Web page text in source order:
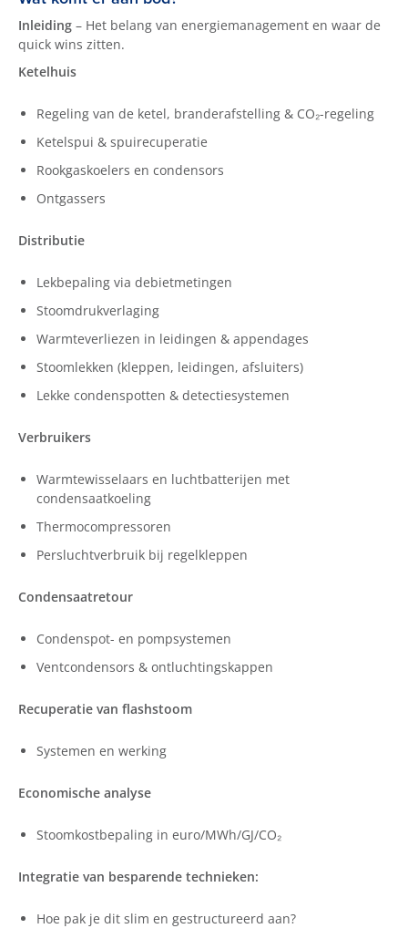
Inleiding – Het belang van energiemanagement en waar de
quick wins zitten.
Ketelhuis
Regeling van de ketel, branderafstelling & CO₂-regeling
Ketelspui & spuirecuperatie
Rookgaskoelers en condensors
Ontgassers
Distributie
Lekbepaling via debietmetingen
Stoomdrukverlaging
Warmteverliezen in leidingen & appendages
Stoomlekken (kleppen, leidingen, afsluiters)
Lekke condenspotten & detectiesystemen
Verbruikers
Warmtewisselaars en luchtbatterijen met
condensaatkoeling
Thermocompressoren
Persluchtverbruik bij regelkleppen
Condensaatretour
Condenspot- en pompsystemen
Ventcondensors & ontluchtingskappen
Recuperatie van flashstoom
Systemen en werking
Economische analyse
Stoomkostbepaling in euro/MWh/GJ/CO₂
Integratie van besparende technieken:
Hoe pak je dit slim en gestructureerd aan?